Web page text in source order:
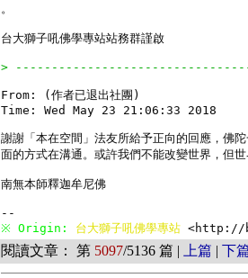
。
台大獅子吼佛學專站站務群謹啟
>
From: (作者已退出社團)
Time: Wed May 23 21:06:33 2018
謝謝「本在空間」法友所給予正向的回應，佛
面的方式在溝通。或許我們不能改變世界，但
南無本師釋迦牟尼佛
※ Origin: 台大獅子吼佛學專站 <http://
閱讀文章： 第 5097/5136 篇 | 上篇 | 下